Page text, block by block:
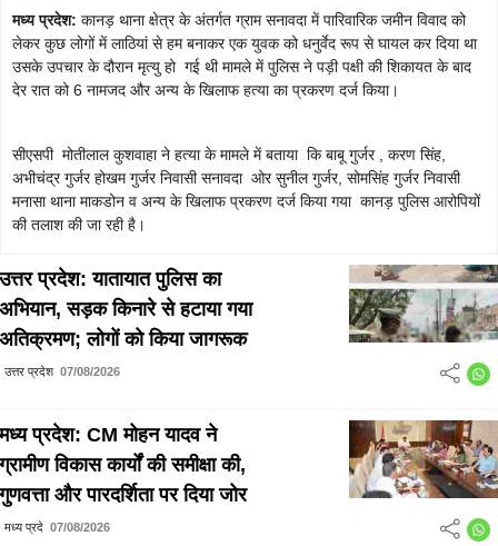
मध्य प्रदेश: कानड़ थाना क्षेत्र के अंतर्गत ग्राम सनावदा में पारिवारिक जमीन विवाद को
लेकर कुछ लोगों में लाठियां से हम बनाकर एक युवक को धनुर्वेद रूप से घायल कर दिया था
उसके उपचार के दौरान मृत्यु हो गई थी मामले में पुलिस ने पड़ी पक्षी की शिकायत के बाद
देर रात को 6 नामजद और अन्य के खिलाफ हत्या का प्रकरण दर्ज किया।
सीएसपी मोतीलाल कुशवाहा ने हत्या के मामले में बताया कि बाबू गुर्जर , करण सिंह,
अभीचंद्र गुर्जर होखम गुर्जर निवासी सनावदा ओर सुनील गुर्जर, सोमसिंह गुर्जर निवासी
मनासा थाना माकडोन व अन्य के खिलाफ प्रकरण दर्ज किया गया कानड़ पुलिस आरोपियों
की तलाश की जा रही है।
उत्तर प्रदेश: यातायात पुलिस का
अभियान, सड़क किनारे से हटाया गया
अतिक्रमण; लोगों को किया जागरूक
उत्तर प्रदेश 07/08/2026
मध्य प्रदेश: CM मोहन यादव ने
ग्रामीण विकास कार्यों की समीक्षा की,
गुणवत्ता और पारदर्शिता पर दिया जोर
मध्य प्रदे 07/08/2026